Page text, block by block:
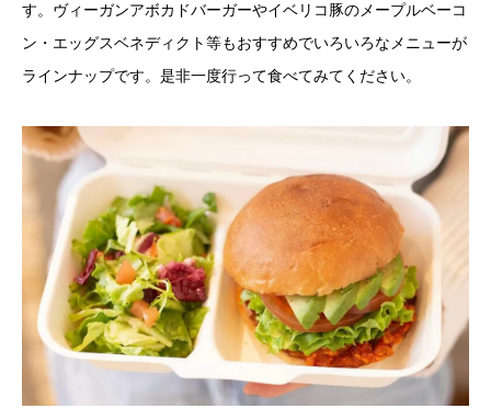
す。ヴィーガンアボカドバーガーやイベリコ豚のメープルベーコ
ン・エッグスベネディクト等もおすすめでいろいろなメニューが
ラインナップです。是非一度行って食べてみてください。